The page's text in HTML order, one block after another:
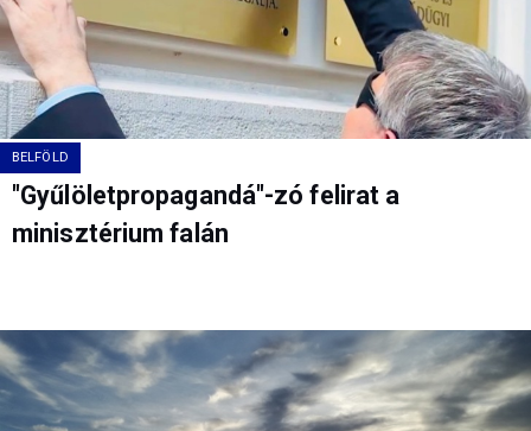
BELFÖLD
"Gyűlöletpropagandá"-zó felirat a
minisztérium falán